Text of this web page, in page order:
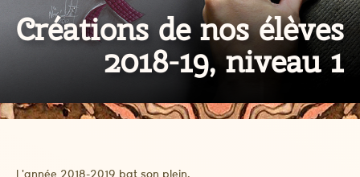
Créations de nos élèves
2018-19, niveau 1